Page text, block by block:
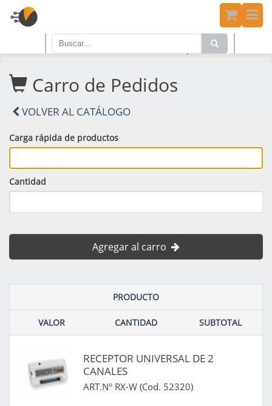
PRODUCTOS
Carro de Pedidos
VOLVER AL CATÁLOGO
Carga rápida de productos
Cantidad
Agregar al carro
PRODUCTO
VALOR CANTIDAD SUBTOTAL
RECEPTOR UNIVERSAL DE 2
CANALES
ART.N° RX-W (Cod. 52320)